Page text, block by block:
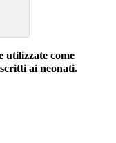
utilizzate come
ai neonati.